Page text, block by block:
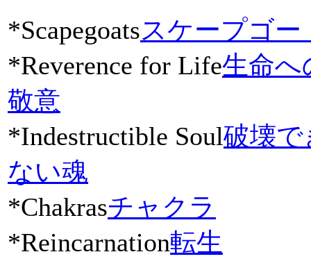
*Scapegoatsスケープゴー
*Reverence for Life生命へ
敬意
*Indestructible Soul破壊で
ない魂
*Chakrasチャクラ
*Reincarnation転生